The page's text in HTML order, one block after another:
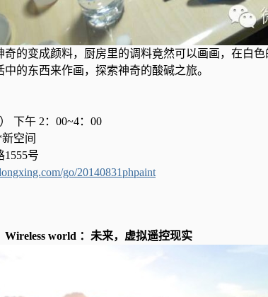
奇的变成颜料，厨房里的调料竟然可以画画，在白
的东西来作画，探索神奇的酸碱之旅。
下午 2：00~4：00
空间
1555号
go/20140831phpaint
Wireless world ：未来，虚拟遥控现实